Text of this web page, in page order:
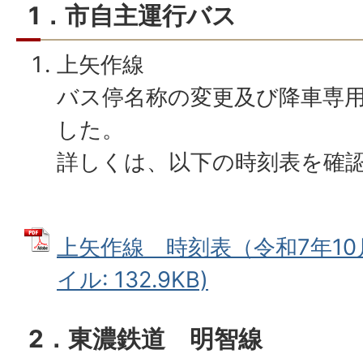
1．市自主運行バス
上矢作線
バス停名称の変更及び降車専
した。
詳しくは、以下の時刻表を確
上矢作線 時刻表（令和7年10
イル: 132.9KB)
2．東濃鉄道 明智線